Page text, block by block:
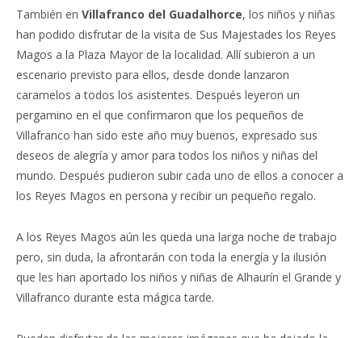
También en Villafranco del Guadalhorce, los niños y niñas
han podido disfrutar de la visita de Sus Majestades los Reyes
Magos a la Plaza Mayor de la localidad. Allí subieron a un
escenario previsto para ellos, desde donde lanzaron
caramelos a todos los asistentes. Después leyeron un
pergamino en el que confirmaron que los pequeños de
Villafranco han sido este año muy buenos, expresado sus
deseos de alegría y amor para todos los niños y niñas del
mundo. Después pudieron subir cada uno de ellos a conocer a
los Reyes Magos en persona y recibir un pequeño regalo.
A los Reyes Magos aún les queda una larga noche de trabajo
pero, sin duda, la afrontarán con toda la energía y la ilusión
que les han aportado los niños y niñas de Alhaurín el Grande y
Villafranco durante esta mágica tarde.